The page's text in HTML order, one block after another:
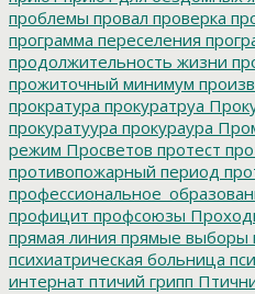
проблемы провал проверка
программа переселения
продолжительность жизни
прожиточный минимум
прократура прокуратруа
прокуратуура прокураура
режим Просветов протест
противопожарный период
профицит профсоюзы
прямая линия прямые выборы
психиатрическая больница
интернат птичий грипп